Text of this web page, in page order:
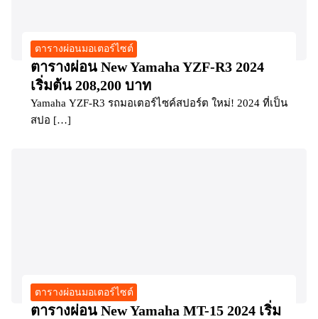
ตารางผ่อนมอเตอร์ไซต์
ตารางผ่อน New Yamaha YZF-R3 2024
เริ่มต้น 208,200 บาท
Yamaha YZF-R3 รถมอเตอร์ไซค์สปอร์ต ใหม่! 2024 ที่เป็น
สปอ […]
ตารางผ่อนมอเตอร์ไซต์
ตารางผ่อน New Yamaha MT-15 2024 เริ่ม